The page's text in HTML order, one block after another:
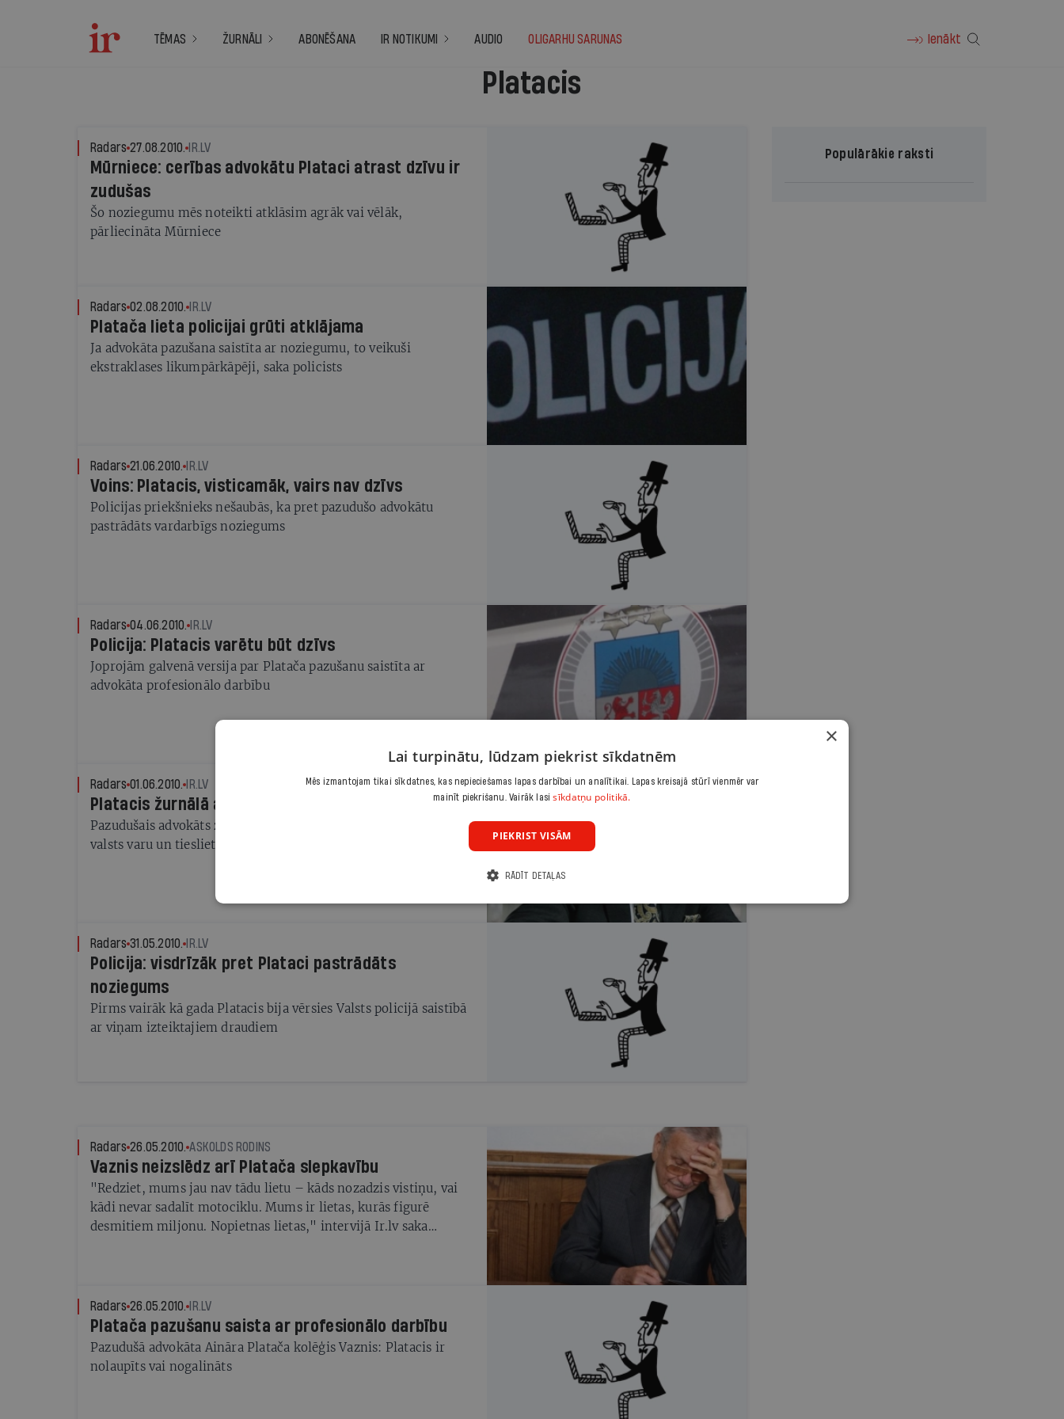
TĒMAS ŽURNĀLI ABONĒŠANA IR NOTIKUMI AUDIO OLIGARHU SARUNAS Ienākt
Platacis
Radars 27.08.2010. IR.LV
Mūrniece: cerības advokātu Plataci atrast dzīvu ir
zudušas
Šo noziegumu mēs noteikti atklāsim agrāk vai vēlāk,
pārliecināta Mūrniece
Radars 02.08.2010. IR.LV
Platača lieta policijai grūti atklājama
Ja advokāta pazušana saistīta ar noziegumu, to veikuši
ekstraklases likumpārkāpēji, saka policists
Radars 21.06.2010. IR.LV
Voins: Platacis, visticamāk, vairs nav dzīvs
Policijas priekšnieks nešaubās, ka pret pazudušo advokātu
pastrādāts vardarbīgs noziegums
Radars 04.06.2010. IR.LV
Policija: Platacis varētu būt dzīvs
Joprojām galvenā versija par Platača pazušanu saistīta ar
advokāta profesionālo darbību
Radars 01.06.2010. IR.LV
Platacis žurnālā asi kritizē tiesu sistēmu Latvijā
Pazudušais advokāts žurnāla Forbes publikācijā kritiski vērtē
valsts varu un tieslietu sistēmu
Radars 31.05.2010. IR.LV
Policija: visdrīzāk pret Plataci pastrādāts
noziegums
Pirms vairāk kā gada Platacis bija vērsies Valsts policijā saistībā
ar viņam izteiktajiem draudiem
Populārākie raksti
Radars 26.05.2010. ASKOLDS RODINS
Vaznis neizslēdz arī Platača slepkavību
"Redziet, mums jau nav tādu lietu – kāds nozadzis vistiņu, vai
kādi nevar sadalīt motociklu. Mums ir lietas, kurās figurē
desmitiem miljonu. Nopietnas lietas," intervijā Ir.lv saka
Radars 26.05.2010. IR.LV
Platača pazušanu saista ar profesionālo darbību
Pazudušā advokāta Aināra Platača kolēģis Vaznis: Platacis ir
nolaupīts vai nogalināts
×
Lai turpinātu, lūdzam piekrist sīkdatnēm
Mēs izmantojam tikai sīkdatnes, kas nepieciešamas lapas darbībai un analītikai. Lapas kreisajā stūrī vienmēr var
mainīt piekrišanu. Vairāk lasisīkdatņu politikā.
PIEKRIST VISĀM
RĀDĪT DETAĻAS